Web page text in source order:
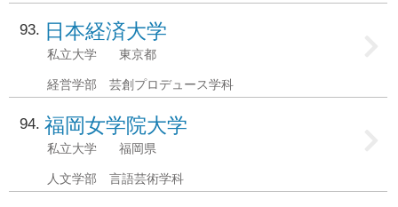
93 日本経済大学
私立大学 東京都
経営学部 芸創プロデュース学科
94 福岡女学院大学
私立大学 福岡県
人文学部 言語芸術学科